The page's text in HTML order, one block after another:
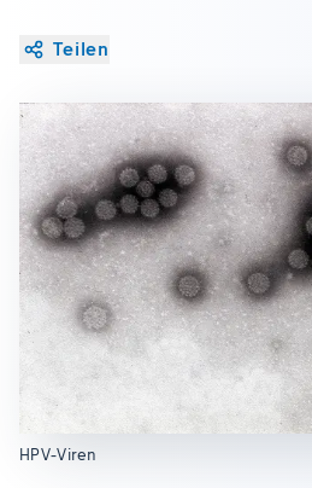
Teilen
HPV-Viren